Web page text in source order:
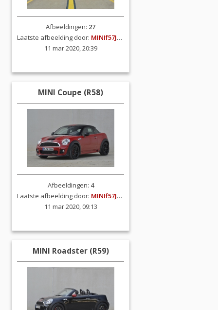
Afbeeldingen: 27
Laatste afbeelding door: MINIf57JCW
11 mar 2020, 20:39
MINI Coupe (R58)
Afbeeldingen: 4
Laatste afbeelding door: MINIf57JCW
11 mar 2020, 09:13
MINI Roadster (R59)